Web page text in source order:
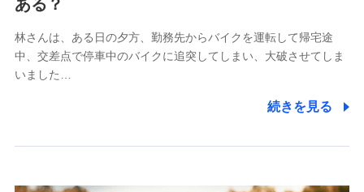
当社のサービスや媒体の運営改善に必要なデータを解析し、
分析するため
当社の対応品質向上やお問い合わせ内容の正確な把握のため
個人情報保護管理者の職名、連絡先
〒103-0013 東京都中央区日本橋人形町2-14-10 アー
個人情報の第三者提供について
ある？
林さんは、ある日の夕方、勤務先からバイクを運転して帰宅途
中、交差点で停車中のバイクに追突してしまい、大破させてしま
いました…
続きを見る